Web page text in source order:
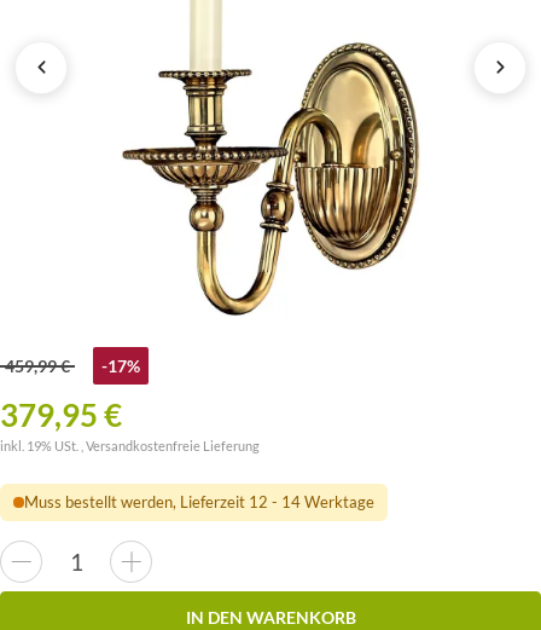
459,99 € -17%
379,95 €
inkl. 19% USt. , Versandkostenfreie Lieferung
Muss bestellt werden, Lieferzeit 12 - 14 Werktage
IN DEN WARENKORB